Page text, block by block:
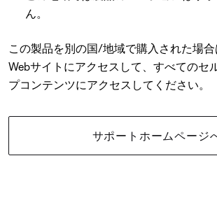
ん。
この製品を別の国/地域で購入された場
Webサイトにアクセスして、すべてのセ
プコンテンツにアクセスしてください。
サポートホームページ